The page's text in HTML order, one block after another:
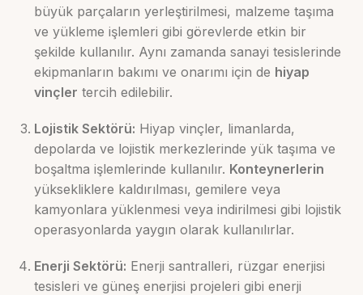
büyük parçaların yerleştirilmesi, malzeme taşıma
ve yükleme işlemleri gibi görevlerde etkin bir
şekilde kullanılır. Aynı zamanda sanayi tesislerinde
ekipmanların bakımı ve onarımı için de hiyap
vinçler tercih edilebilir.
Lojistik Sektörü: Hiyap vinçler, limanlarda,
depolarda ve lojistik merkezlerinde yük taşıma ve
boşaltma işlemlerinde kullanılır. Konteynerlerin
yüksekliklere kaldırılması, gemilere veya
kamyonlara yüklenmesi veya indirilmesi gibi lojistik
operasyonlarda yaygın olarak kullanılırlar.
Enerji Sektörü: Enerji santralleri, rüzgar enerjisi
tesisleri ve güneş enerjisi projeleri gibi enerji